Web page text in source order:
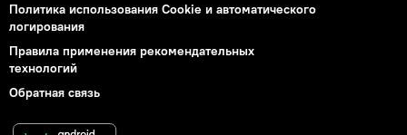
Политика использования Cookie и автоматического
логирования
Правила применения рекомендательных
технологий
Обратная связь